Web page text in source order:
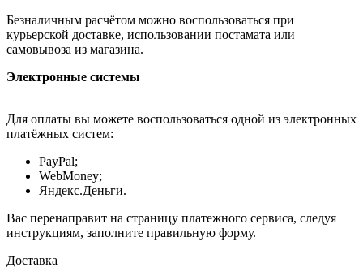
Безналичным расчётом можно воспользоваться при
курьерской доставке, использовании постамата или
самовывоза из магазина.
Электронные системы
Для оплаты вы можете воспользоваться одной из электронных
платёжных систем:
PayPal;
WebMoney;
Яндекс.Деньги.
Вас перенаправит на страницу платежного сервиса, следуя
инструкциям, заполните правильную форму.
Доставка